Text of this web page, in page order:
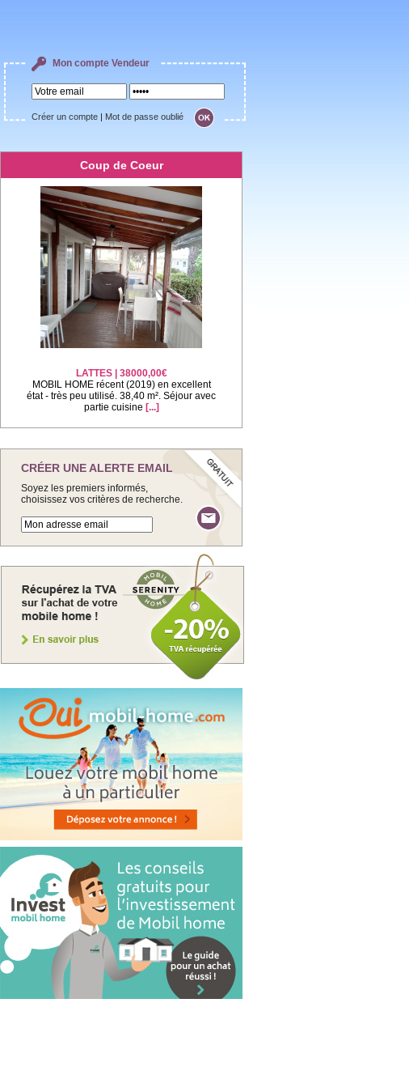
Mon compte Vendeur
Créer un compte Mot de passe oublié
Coup de Coeur
LATTES | 38000,00€
MOBIL HOME récent (2019) en excellent
état - très peu utilisé. 38,40 m². Séjour avec
partie cuisine [...]
CRÉER UNE ALERTE EMAIL
Soyez les premiers informés,
choisissez vos critères de recherche.